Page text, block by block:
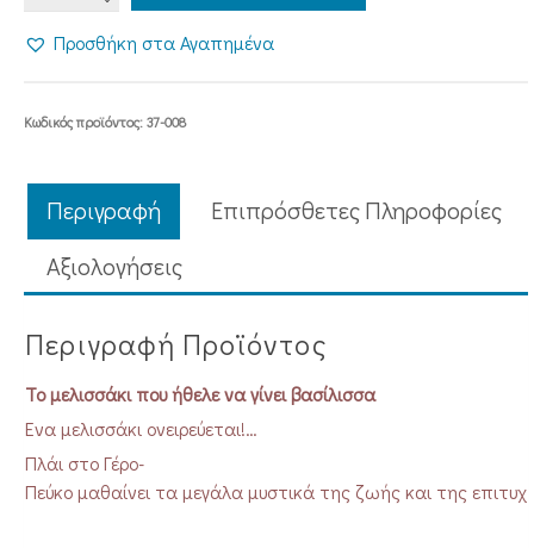
ΠΟΥ
ΗΘΕΛΕ
ΓΙΝΕΙ
Προσθήκη στα Αγαπημένα
Κωδικός προϊόντος:37-008
Περιγραφή
Επιπρόσθετες Πληροφορίες
Aξιολογήσεις
Περιγραφή Προϊόντος
Το μελισσάκι που ήθελε να γίνει βασίλισσα
Ένα μελισσάκι ονειρεύεται!…
Πλάι στο Γέρο-
Πεύκο μαθαίνει τα μεγάλα μυστικά της ζωής και της